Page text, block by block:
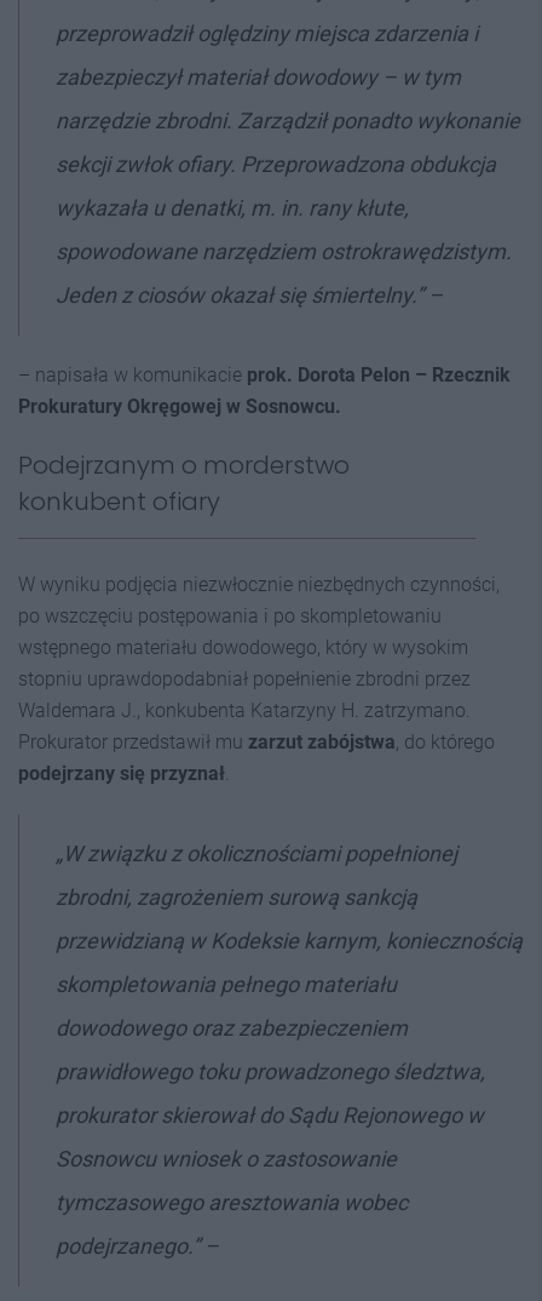
przeprowadził oględziny miejsca zdarzenia i
zabezpieczył materiał dowodowy – w tym
narzędzie zbrodni. Zarządził ponadto wykonanie
sekcji zwłok ofiary. Przeprowadzona obdukcja
wykazała u denatki, m. in. rany kłute,
spowodowane narzędziem ostrokrawędzistym.
Jeden z ciosów okazał się śmiertelny.” –
– napisała w komunikacie prok. Dorota Pelon – Rzecznik
Prokuratury Okręgowej w Sosnowcu.
Podejrzanym o morderstwo
konkubent ofiary
W wyniku podjęcia niezwłocznie niezbędnych czynności,
po wszczęciu postępowania i po skompletowaniu
wstępnego materiału dowodowego, który w wysokim
stopniu uprawdopodabniał popełnienie zbrodni przez
Waldemara J., konkubenta Katarzyny H. zatrzymano.
Prokurator przedstawił mu zarzut zabójstwa, do którego
podejrzany się przyznał.
„W związku z okolicznościami popełnionej
zbrodni, zagrożeniem surową sankcją
przewidzianą w Kodeksie karnym, koniecznością
skompletowania pełnego materiału
dowodowego oraz zabezpieczeniem
prawidłowego toku prowadzonego śledztwa,
prokurator skierował do Sądu Rejonowego w
Sosnowcu wniosek o zastosowanie
tymczasowego aresztowania wobec
podejrzanego.” –